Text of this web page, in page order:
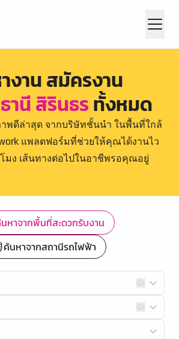
งาน สมัครงาน
านี สิรินธรทั้งหมด
พดีล่าสุด จากบริษัทชั้นนำ ในพื้นที่ใกล้
แพลตฟอร์มที่ช่วยให้คุณได้งานไว
โมง เส้นทางต่อไปในอาชีพรอคุณอยู่
หาจากพื้นที่สะดวกรับงาน
ค้นหาจากสถานีรถไฟฟ้า